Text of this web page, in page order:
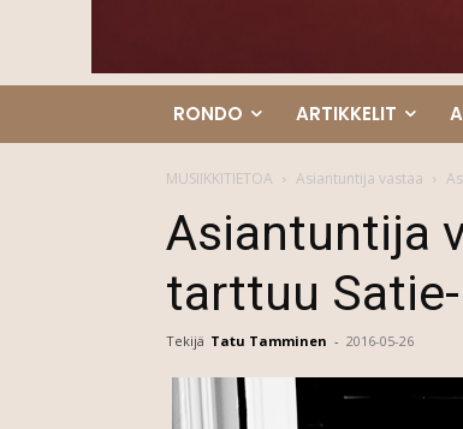
RONDO ARTIKKELIT
MUSIIKKITIETOA Asiantuntija vastaa
Asiantuntija
tarttuu
Tekijä Tatu Tamminen - 2016-05-26